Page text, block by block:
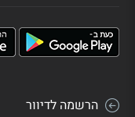
הרשמה לדיוור